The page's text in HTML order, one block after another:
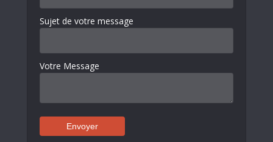
Sujet de votre message
Votre Message